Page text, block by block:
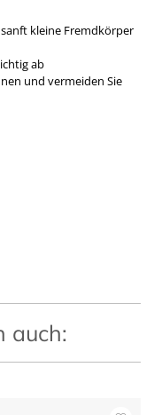
kleine Fremdkörper
ab
und vermeiden Sie
auch: